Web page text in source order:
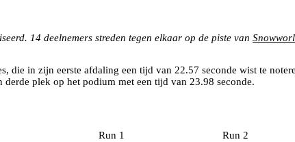
14 deelnemers streden tegen elkaar op de piste van
die in zijn eerste afdaling een tijd van 22.57 seconde wist te
plek op het podium met een tijd van 23.98 seconde.
Run 1 Run 2